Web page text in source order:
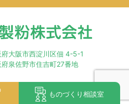
ものづくり相談室
だければ、合理的な範囲で速
阪市西淀川区佃 4-5-1
佐野市住吉町27番地
MILLING CO.,LTD. All Rights Reserved.